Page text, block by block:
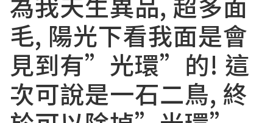
毛, 陽光下看我面是會
見到有”光環”的! 這
次可說是一石二鳥, 終